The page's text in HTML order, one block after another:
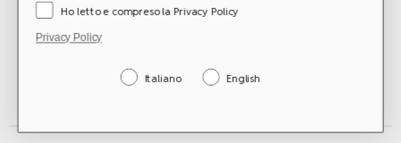
Ho letto e compreso la Privacy Policy
Privacy Policy
Italiano English